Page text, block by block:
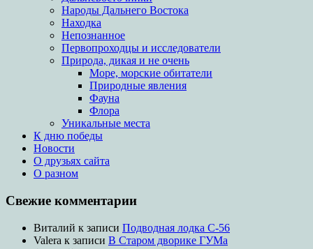
Народы Дальнего Востока
Находка
Непознанное
Первопроходцы и исследователи
Природа, дикая и не очень
Море, морские обитатели
Природные явления
Фауна
Флора
Уникальные места
К дню победы
Новости
О друзьях сайта
О разном
Свежие комментарии
Виталий к записи Подводная лодка С-56
Valera к записи В Старом дворике ГУМа